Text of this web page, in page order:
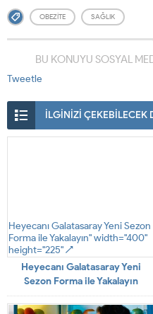
OBEZITE SAĞLIK
BU KONUYU SOSYAL
Tweetle
İLGİNİZİ ÇEKEBİLECEK
Heyecanı Galatasaray Yeni Sezon
Forma ile Yakalayın" width="400"
height="225" />
Heyecanı Galatasaray Yeni
Sezon Forma ile Yakalayın